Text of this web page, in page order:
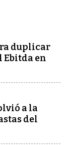
duplicar
Ebitda en
a la
del